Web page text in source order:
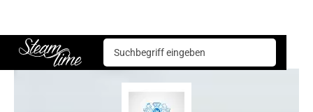
Steam time
E-Zigarette Tabaksticks